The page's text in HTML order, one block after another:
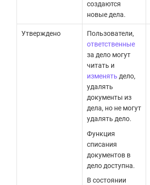
создаются
новые дела.
Утверждено
Пользователи,
ответственные
за дело могут
читать и
изменять дело,
удалять
документы из
дела, но не могут
удалять дело.
Функция
списания
документов в
дело доступна.
В состоянии